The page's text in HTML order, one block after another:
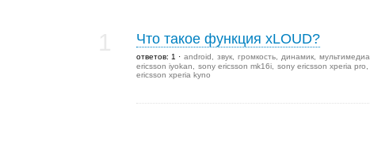
Что такое функция xLOUD?
ответов: 1 android звук громкость динамик мультимедиа
ericsson iyokan
sony ericsson mk16i sony ericsson xperia pro
ericsson xperia kyno